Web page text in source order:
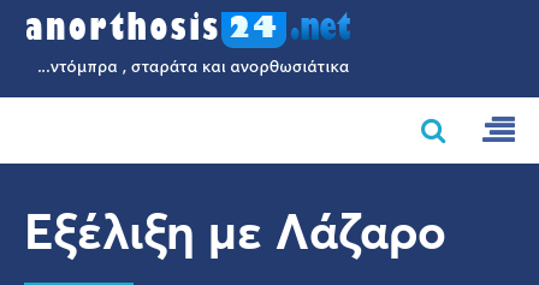
Εξέλιξη με Λάζαρο